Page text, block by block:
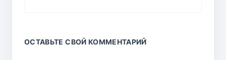
ОСТАВЬТЕ СВОЙ КОММЕНТАРИЙ